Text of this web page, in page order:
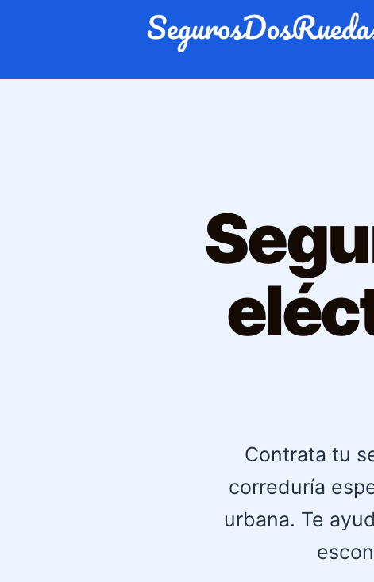
Contrata tu
correduría
urbana. Te